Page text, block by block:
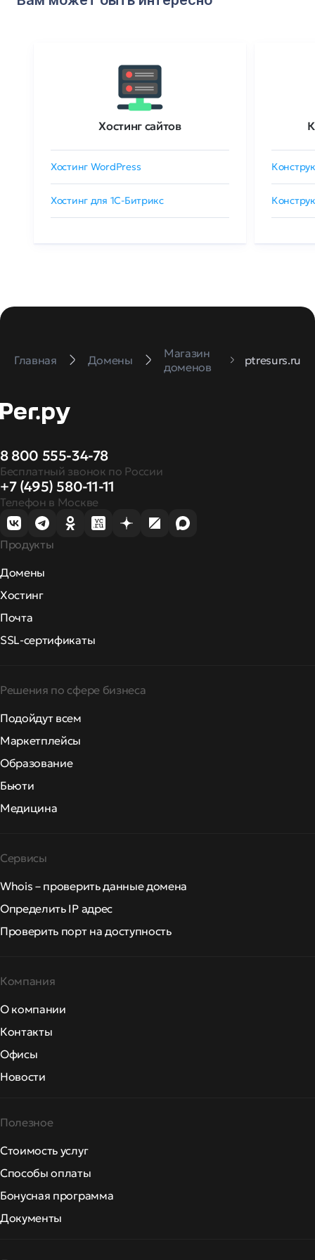
Хостинг сайтов
Хостинг WordPress
Хостинг для 1C-Битрикс
Главная Домены
Магазин
доменов
ptresurs.ru
8 800 555-34-78
Бесплатный звонок по России
+7 (495) 580-11-11
Телефон в Москве
Продукты
Домены
Хостинг
Почта
SSL-сертификаты
Решения по сфере бизнеса
Подойдут всем
Маркетплейсы
Образование
Бьюти
Медицина
Сервисы
Whois – проверить данные домена
Определить IP адрес
Проверить порт на доступность
Компания
О компании
Контакты
Офисы
Новости
Полезное
Стоимость услуг
Способы оплаты
Бонусная программа
Документы